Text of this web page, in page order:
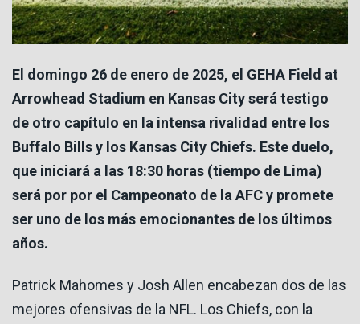
El domingo 26 de enero de 2025, el GEHA Field at
Arrowhead Stadium en Kansas City será testigo
de otro capítulo en la intensa rivalidad entre los
Buffalo Bills y los Kansas City Chiefs. Este duelo,
que iniciará a las 18:30 horas (tiempo de Lima)
será por por el Campeonato de la AFC y promete
ser uno de los más emocionantes de los últimos
años.
Patrick Mahomes y Josh Allen encabezan dos de las
mejores ofensivas de la NFL. Los Chiefs, con la